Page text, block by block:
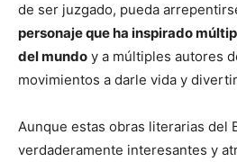
de ser juzgado, pueda
personaje que ha inspirado
del mundo y a múltiples autores
movimientos a darle vida y
Aunque estas obras literarias del
verdaderamente interesantes y